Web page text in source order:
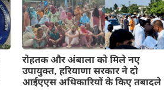
रोहतक और अंबाला को मिले नए
उपायुक्त, हरियाणा सरकार ने दो
आईएएस अधिकारियों के किए तबादले